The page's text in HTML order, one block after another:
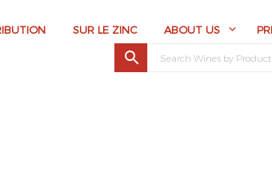
SUR LE ZINC ABOUT US